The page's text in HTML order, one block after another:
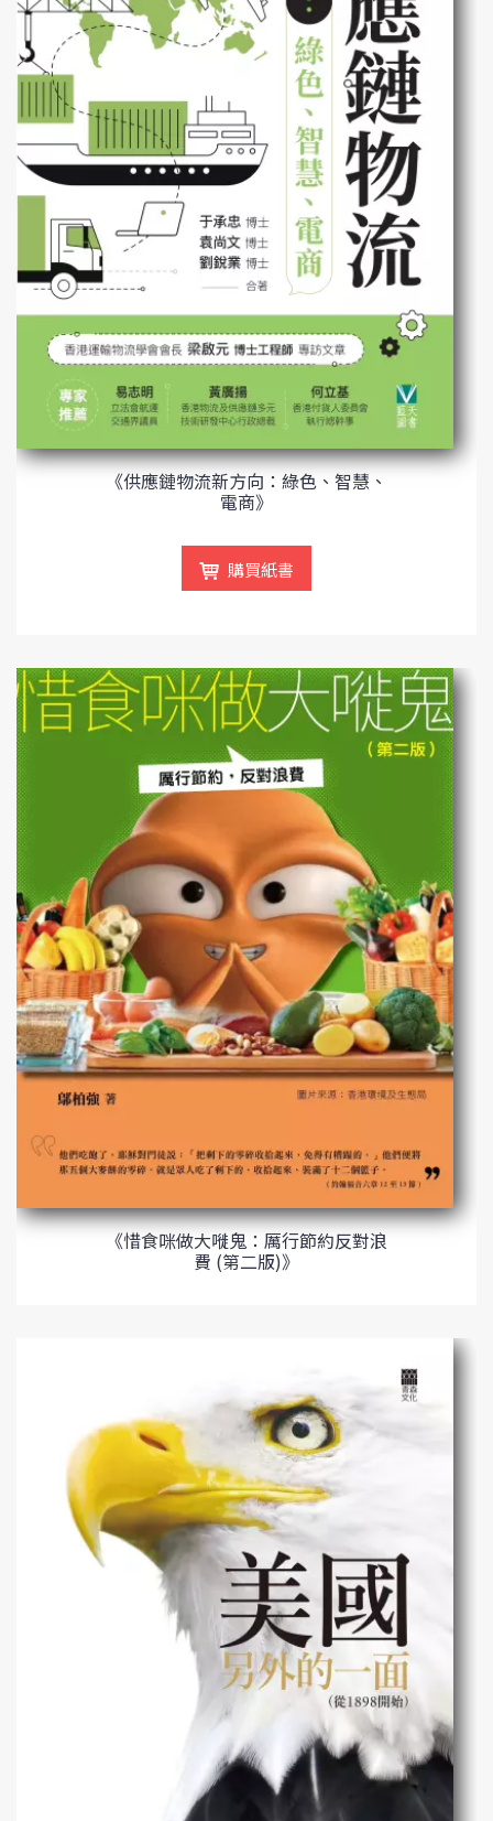
《供應鏈物流新方向：綠色、智慧、
電商》
購買紙書
《惜食咪做大嘥鬼：厲行節約反對浪
費 (第二版)》